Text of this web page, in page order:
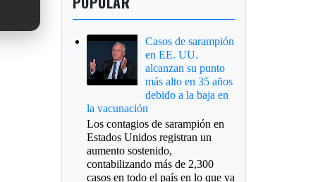
Casos de sarampión
en EE. UU.
alcanzan su punto
más alto en 35 años
debido a la baja en
la vacunación
Los contagios de sarampión en
Estados Unidos registran un
aumento sostenido,
contabilizando más de 2,300
casos en todo el país en lo que va